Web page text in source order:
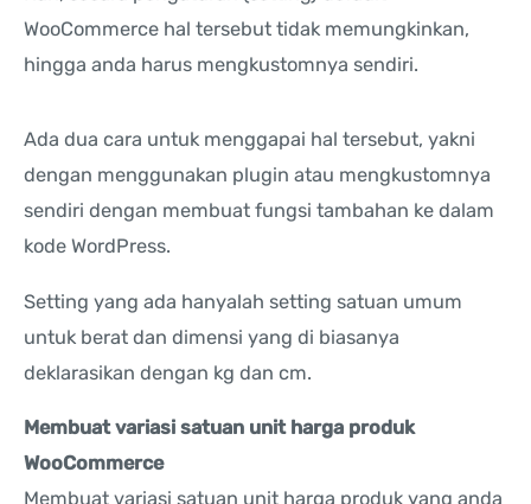
WooCommerce hal tersebut tidak memungkinkan,
hingga anda harus mengkustomnya sendiri.
Ada dua cara untuk menggapai hal tersebut, yakni
dengan menggunakan plugin atau mengkustomnya
sendiri dengan membuat fungsi tambahan ke dalam
kode WordPress.
Setting yang ada hanyalah setting satuan umum
untuk berat dan dimensi yang di biasanya
deklarasikan dengan kg dan cm.
Membuat variasi satuan unit harga produk
WooCommerce
Membuat variasi satuan unit harga produk yang anda